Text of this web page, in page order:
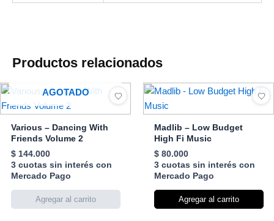
Productos relacionados
AGOTADO
Various – Dancing With
Friends Volume 2
$144.000
3 cuotas sin interés con
Mercado Pago
Madlib – Low Budget
High Fi Music
$80.000
3 cuotas sin interés con
Mercado Pago
Agregar al carrito